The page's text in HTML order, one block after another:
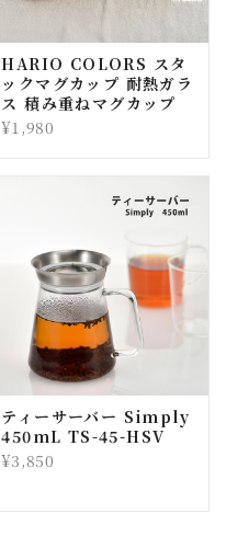
HARIO COLORS スタ
ックマグカップ 耐熱ガラ
ス 積み重ねマグカップ
¥1,980
ティーサーバー Simply
450mL TS-45-HSV
¥3,850